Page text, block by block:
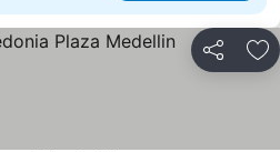
Compartir